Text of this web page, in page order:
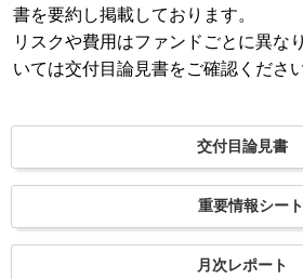
書を要約し掲載しております。
リスクや費用はファンドごとに異な
いては交付目論見書をご確認ください
交付目論見書
重要情報シー
月次レポート